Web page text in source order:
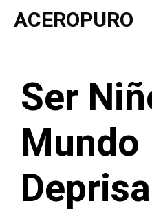
Saltar
ACEROPURO
Ser
Mundo